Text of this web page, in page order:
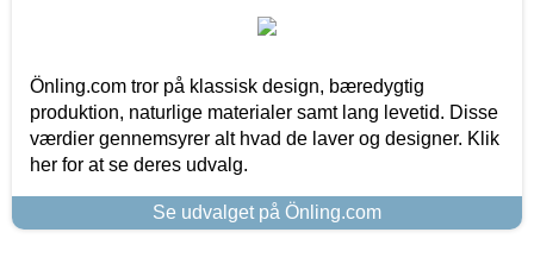
Önling.com tror på klassisk design, bæredygtig
produktion, naturlige materialer samt lang levetid. Disse
værdier gennemsyrer alt hvad de laver og designer. Klik
her for at se deres udvalg.
Se udvalget på Önling.com